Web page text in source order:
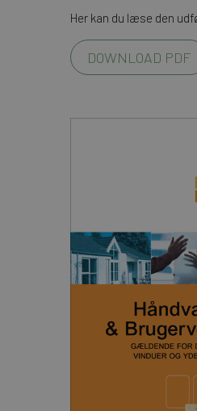
Her kan du læse den
DOWNLOAD PDF